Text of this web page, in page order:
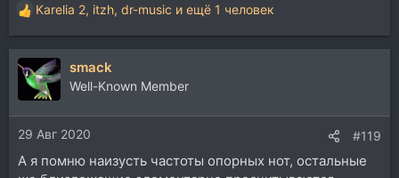
Р
е
а
к
и
и
:
Karelia 2, itzh, dr-music и ещё 1 человек
smack
Well-Known Member
29 Авг 2020 #119
А я помню наизусть частоты опорных нот, остальные